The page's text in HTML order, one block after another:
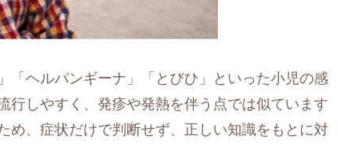
「ヘルパンギーナ」「とびひ」といった小児の感
行しやすく、発疹や発熱を伴う点では似ています
め、症状だけで判断せず、正しい知識をもとに対